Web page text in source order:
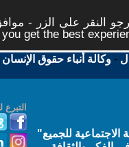
النقر على الزر -
get the best
-وكالة أنباء حقوق الإنسان
للجميع"